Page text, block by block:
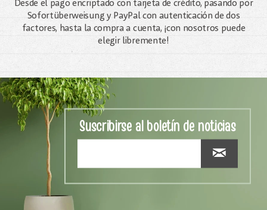
Desde el pago encriptado con tarjeta de crédito, pasando por
Sofortüberweisung y PayPal con autenticación de dos
factores, hasta la compra a cuenta, ¡con nosotros puede
elegir libremente!
Suscribirse al boletín de noticias